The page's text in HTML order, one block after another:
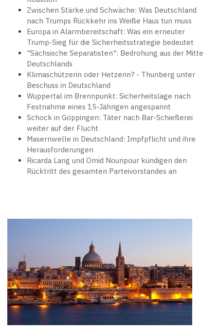
Zwischen Stärke und Schwäche: Was Deutschland
nach Trumps Rückkehr ins Weiße Haus tun muss
Europa in Alarmbereitschaft: Was ein erneuter
Trump-Sieg für die Sicherheitsstrategie bedeutet
"Sächsische Separatisten": Bedrohung aus der Mitte
Deutschlands
Klimaschützerin oder Hetzerin? - Thunberg unter
Beschuss in Deutschland
Wuppertal im Brennpunkt: Sicherheitslage nach
Festnahme eines 15-Jährigen angespannt
Schock in Göppingen: Täter nach Bar-Schießerei
weiter auf der Flucht
Masernwelle in Deutschland: Impfpflicht und ihre
Herausforderungen
Ricarda Lang und Omid Nouripour kündigen den
Rücktritt des gesamten Parteivorstandes an